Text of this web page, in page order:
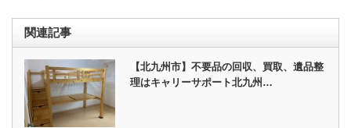
関連記事
【北九州市】不要品の回収、買取、遺品整
理はキャリーサポート北九州…